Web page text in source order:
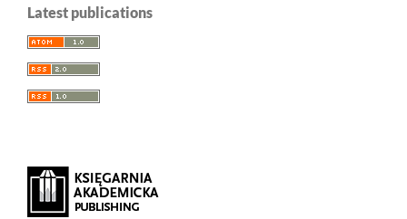
Latest publications